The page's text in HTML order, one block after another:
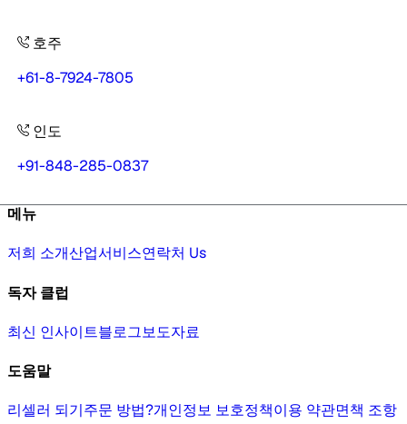
호주
+61-8-7924-7805
인도
+91-848-285-0837
메뉴
저희 소개산업서비스연락처 Us
독자 클럽
최신 인사이트블로그보도자료
도움말
리셀러 되기주문 방법?개인정보 보호정책이용 약관면책 조항